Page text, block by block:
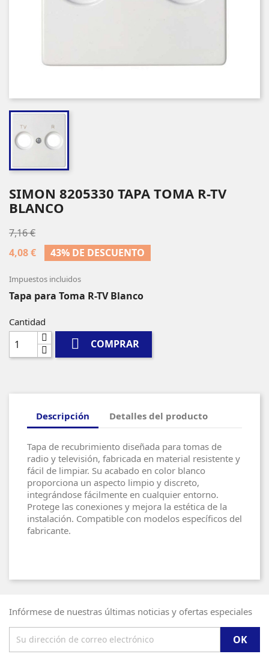
SIMON 8205330 TAPA TOMA R-TV
BLANCO
7,16 €
4,08 €
43% DE DESCUENTO
Impuestos incluidos
Tapa para Toma R-TV Blanco
Cantidad
 COMPRAR
Descripción Detalles del producto
Tapa de recubrimiento diseñada para tomas de
radio y televisión, fabricada en material resistente y
fácil de limpiar. Su acabado en color blanco
proporciona un aspecto limpio y discreto,
integrándose fácilmente en cualquier entorno.
Protege las conexiones y mejora la estética de la
instalación. Compatible con modelos específicos del
fabricante.
Infórmese de nuestras últimas noticias y ofertas especiales